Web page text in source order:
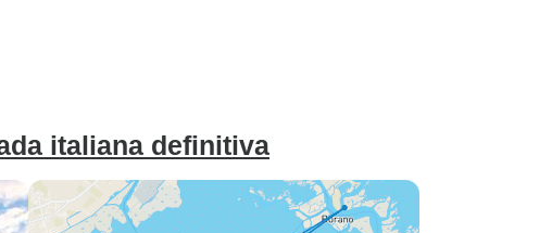
italiana definitiva